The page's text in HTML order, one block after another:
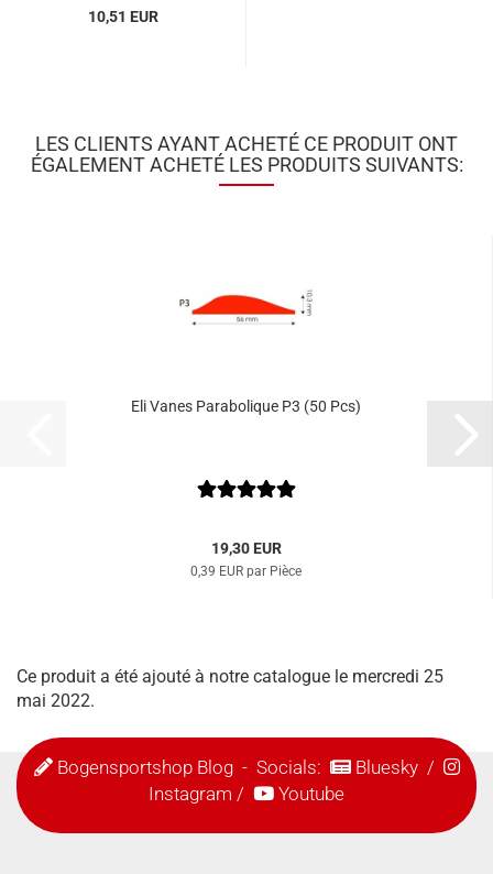
10,51 EUR
LES CLIENTS AYANT ACHETÉ CE PRODUIT ONT
ÉGALEMENT ACHETÉ LES PRODUITS SUIVANTS:
Eli Vanes Parabolique P3 (50 Pcs)
19,30 EUR
0,39 EUR par Pièce
Ce produit a été ajouté à notre catalogue le mercredi 25
mai 2022.
Bogensportshop Blog- Socials: Bluesky/
Instagram / Youtube